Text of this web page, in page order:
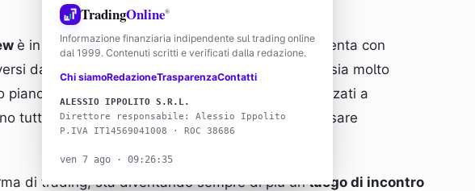
TradingOnline®
Informazione finanziaria indipendente sul trading online
dal 1999. Contenuti scritti e verificati dalla redazione.
Chi siamoRedazioneTrasparenzaContatti
ALESSIO IPPOLITO S.R.L.
Direttore responsabile: Alessio Ippolito
P.IVA IT14569041008 · ROC 38686
ven 7 ago · 09:26:36
è in aumento, perché questa piattaforma si presenta con
da tutte le alternative sul mercato. Il fatto che sia molto
piano gratuito e che ci siano strumenti molto avanzati a
tutti fattori che spingono sempre più traders a usare
di trading, sta diventando sempre di più unluogo di incontro